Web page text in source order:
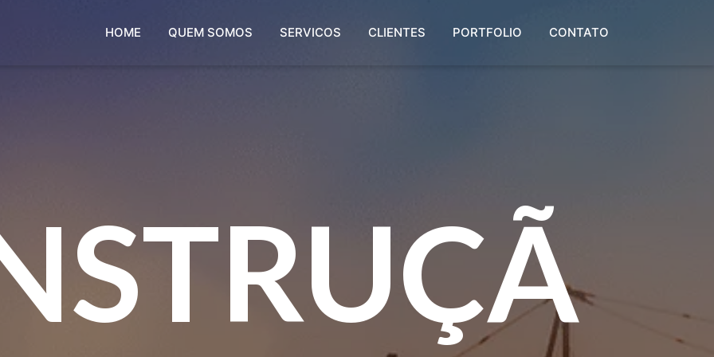
HOME QUEM SOMOS SERVICOS CLIENTES PORTFOLIO CONTATO